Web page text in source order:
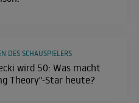
wird 50: Was macht
Theory"-Star heute?
DES SCHAUSPIELERS